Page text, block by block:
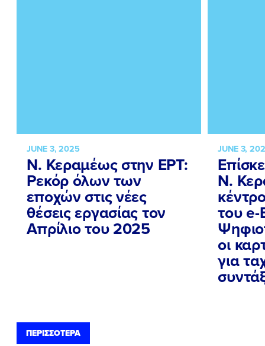
JUNE 3, 2025
Ν. Κεραμέως στην ΕΡΤ:
Ρεκόρ όλων των
εποχών στις νέες
θέσεις εργασίας τον
Απρίλιο του 2025
JUNE 3,
Ν.
του
οι
για
ΠΕΡΙΣΣΟΤΕΡΑ